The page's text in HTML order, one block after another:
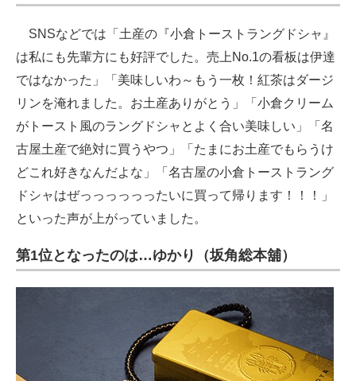
SNSなどでは「土産の『小倉トーストラングドシャ』
は私にも先輩方にも好評でした。売上No.1の看板は伊達
ではなかった」「美味しいわ～もう一枚！紅茶はダージ
リンを淹れました。お土産ありがとう」「小倉クリーム
がトースト風のラングドシャとよく合い美味しい」「名
古屋土産で絶対に買うやつ」「たまにお土産でもらうけ
どこれ好きなんだよな」「名古屋の小倉トーストラング
ドシャはぜっっっっっったいに買って帰ります！！！」
といった声が上がっていました。
第1位となったのは…ゆかり（坂角総本舖）